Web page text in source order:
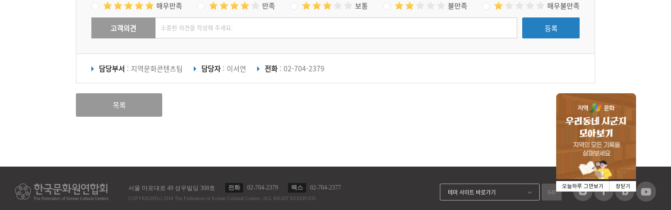
매우만족 만족 보통 불만족 매우불만족
고객의견 등록
담당부서 : 지역문화콘텐츠팀 담당자 : 이서연 전화 : 02-704-2379
목록
서울 마포대로 49 성우빌딩 308호 전화 02-704-2379 팩스 02-704-2377
COPYRIGHT(c) 2018 The Federation of Korean Cultural Centers. ALL RIGHT RESERVED.
테마 사이트 바로가기 GO
오늘하루 그만보기 창닫기